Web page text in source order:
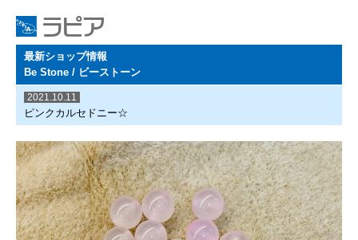
最新ショップ情報
Be Stone / ビーストーン
2021.10.11
ピンクカルセドニー☆